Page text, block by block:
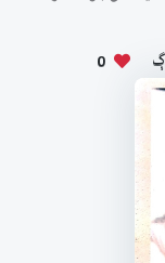
0